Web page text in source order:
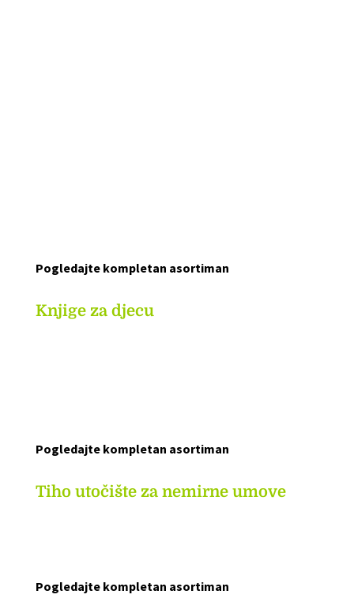
Pogledajte kompletan asortiman
Knjige za djecu
Pogledajte kompletan asortiman
Tiho utočište za nemirne umove
Pogledajte kompletan asortiman